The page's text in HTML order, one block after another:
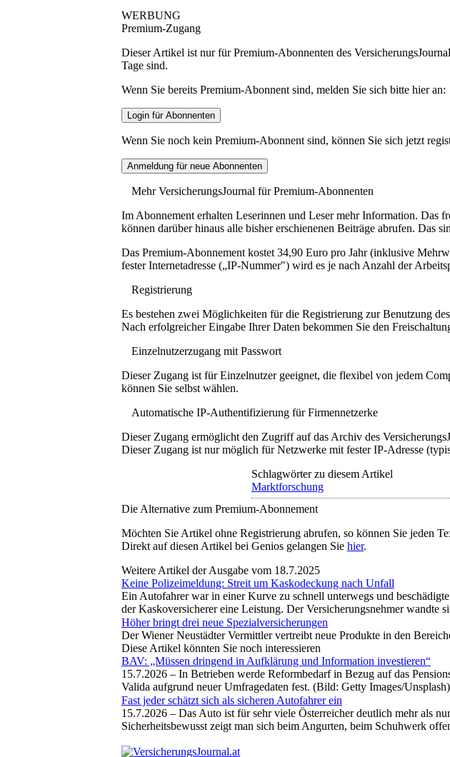
WERBUNG
Premium-Zugang
Dieser Artikel ist nur für Premium-Abonnenten des
Tage sind.
Wenn Sie bereits Premium-Abonnent sind, melden Sie sich bitte hier an:
Wenn Sie noch kein Premium-Abonnent sind, können Sie sich jetzt
Mehr VersicherungsJournal für Premium-Abonnenten
Im Abonnement erhalten Leserinnen und Leser mehr Information. Das
können darüber hinaus alle bisher erschienenen Beiträge abrufen. Das
Das Premium-Abonnement kostet 34,90 Euro pro Jahr (inklusive
fester Internetadresse („IP-Nummer") wird es je nach Anzahl der
Registrierung
Es bestehen zwei Möglichkeiten für die Registrierung zur Benutzung
Nach erfolgreicher Eingabe Ihrer Daten bekommen Sie den
Einzelnutzerzugang mit Passwort
Dieser Zugang ist für Einzelnutzer geeignet, die flexibel von jedem
können Sie selbst wählen.
Automatische IP-Authentifizierung für Firmennetzerke
Dieser Zugang ermöglicht den Zugriff auf das Archiv des
Dieser Zugang ist nur möglich für Netzwerke mit fester IP-Adresse
Schlagwörter zu diesem Artikel
Marktforschung
Die Alternative zum Premium-Abonnement
Möchten Sie Artikel ohne Registrierung abrufen, so können Sie jeden
Direkt auf diesen Artikel bei Genios gelangen Sie hier.
Weitere Artikel der Ausgabe vom 18.7.2025
Keine Polizeimeldung: Streit um Kaskodeckung nach Unfall
Ein Autofahrer war in einer Kurve zu schnell unterwegs und
der Kaskoversicherer eine Leistung. Der Versicherungsnehmer
Höher bringt drei neue Spezialversicherungen
Der Wiener Neustädter Vermittler vertreibt neue Produkte in den
Diese Artikel könnten Sie noch interessieren
BAV: „Müssen dringend in Aufklärung und Information investieren“
15.7.2026 – In Betrieben werde Reformbedarf in Bezug auf das
Valida aufgrund neuer Umfragedaten fest. (Bild: Getty Images/Unsplash)
Fast jeder schätzt sich als sicheren Autofahrer ein
15.7.2026 – Das Auto ist für sehr viele Österreicher deutlich mehr als
Sicherheitsbewusst zeigt man sich beim Angurten, beim Schuhwerk